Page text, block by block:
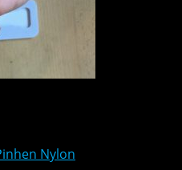
Nylon